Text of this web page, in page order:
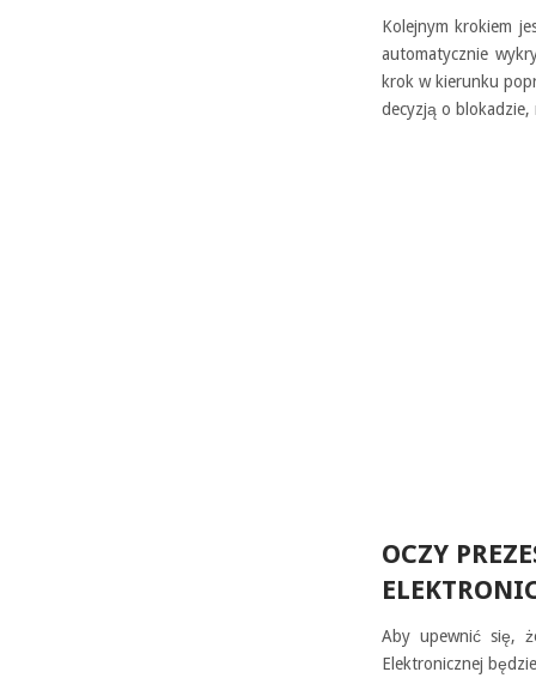
Kolejnym krokiem
automatycznie
krok w kierunku
decyzją o blokadzie,
OCZY
Aby upewnić się,
Elektronicznej